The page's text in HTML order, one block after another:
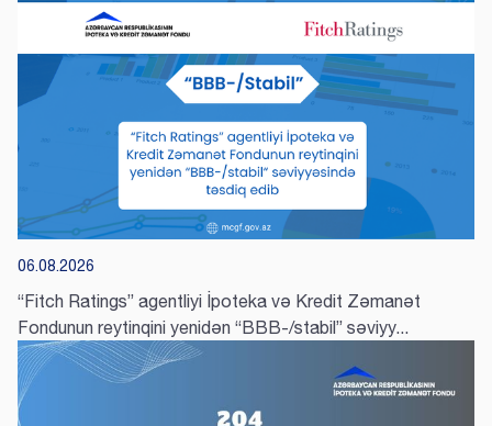
06.08.2026
“Fitch Ratings” agentliyi İpoteka və Kredit Zəmanət
Fondunun reytinqini yenidən “BBB-/stabil” səviyy...
Ödəniş cədvəli
Hər ay üçün ödəniləcək məbləğ, faizlər və əsas
borc
Ödəniş nömrəsi
Zəmanət cədvəli
Hissəvi zəmanət haqları üzrə ay-ay hesablanmış
məbləğlər
Subsidiya Qrafiki
məbləği
Borcalanın